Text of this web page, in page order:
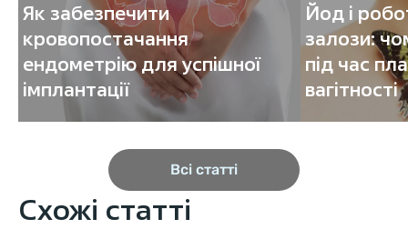
Як забезпечити
кровопостачання
ендометрію для успішної
імплантації
Йод і
залози:
під час
вагітності
Всі статті
Схожі статті